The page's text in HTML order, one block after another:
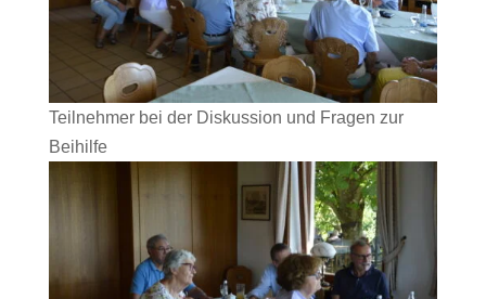
Teilnehmer bei der Diskussion und Fragen zur
Beihilfe